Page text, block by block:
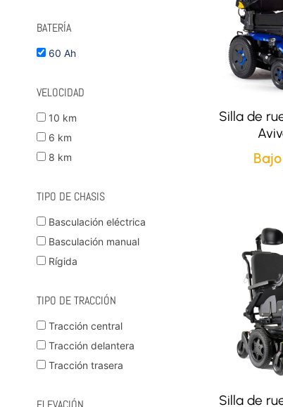
BATERÍA
60 Ah
VELOCIDAD
10 km
6 km
8 km
TIPO DE CHASIS
Basculación eléctrica
Basculación manual
Rígida
TIPO DE TRACCIÓN
Tracción central
Tracción delantera
Tracción trasera
Silla de
Silla de